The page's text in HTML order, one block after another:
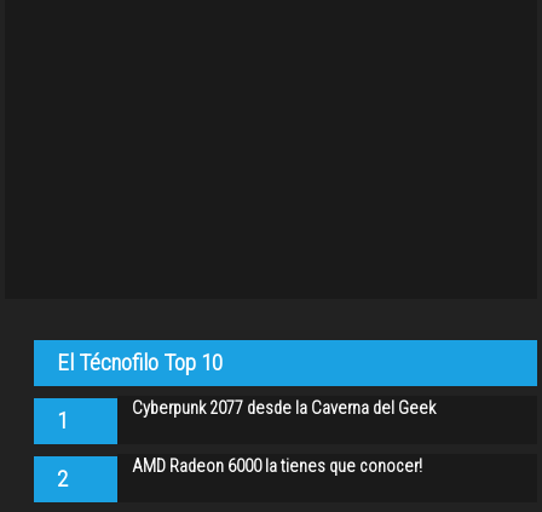
El Técnofilo Top 10
1 Cyberpunk 2077 desde la Caverna del Geek
2 AMD Radeon 6000 la tienes que conocer!